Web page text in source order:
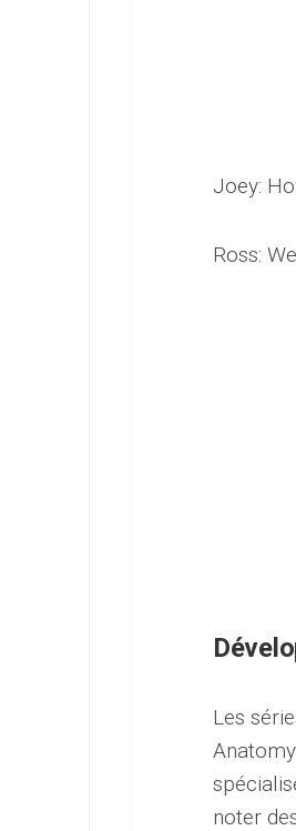
Joey:
Ross:
Les
noter